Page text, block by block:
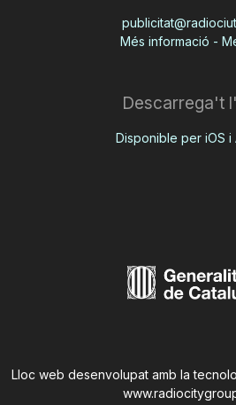
Més informació -
Descarrega't
Disponible per iOS i
Lloc web desenvolupat amb la